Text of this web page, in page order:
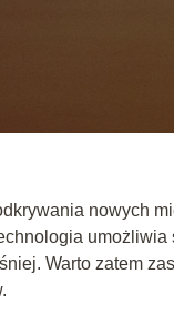
nowych
Warto zatem